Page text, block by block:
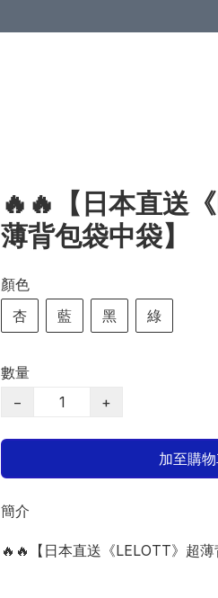
🔥🔥【日本直送
薄背包袋中袋】
顏色
杏
藍 黑 綠
數量
−
+
加至購
簡介
🔥🔥【日本直送《LELOTT》超薄